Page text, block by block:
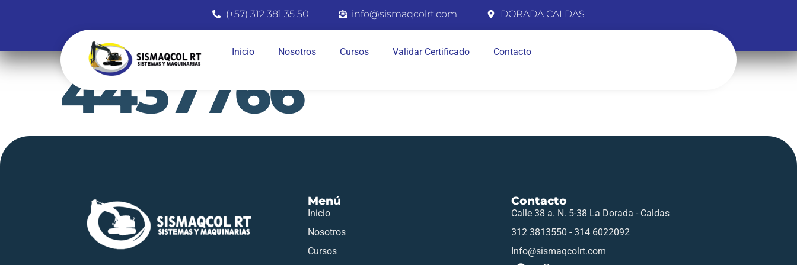
(+57) 312 381 35 50 info@sismaqcolrt.com DORADA CALDAS
Inicio Nosotros Cursos Validar Certificado Contacto
4437766
Menú
Inicio
Nosotros
Cursos
Contacto
Calle 38 a. N. 5-38 La Dorada - Caldas
312 3813550 - 314 6022092
Info@sismaqcolrt.com